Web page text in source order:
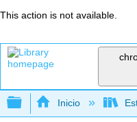
This action is not available.
Expandir/
Inicio